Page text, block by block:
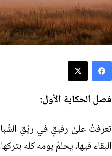
فيسبوك ‫X
فصل الحكاية الأول:
تعرفتُ علىٰ رفيقٍ في ريِّقِ
البقاء فيها، يحلمُ يومه كله